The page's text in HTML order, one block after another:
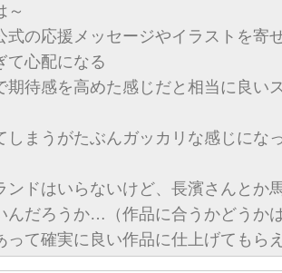
～
式の応援メッセージやイラストを寄
て心配になる
期待感を高めた感じだと相当に良い
しまうがたぶんガッカリな感じにな
ンドはいらないけど、長濱さんとか
んだろうか…（作品に合うかどうか
って確実に良い作品に仕上げてもら